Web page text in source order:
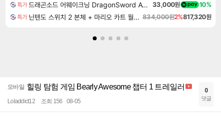
특가 드래곤소드 어웨이크닝 DragonSword Awakening 33,000원 10%
특가 닌텐도 스위치 2 본체 + 마리오 카트 월드 + 포켓몬 포코피아 번들 834,000원2%817,320원
모바일 힐링 탐험 게임 Bearly Awesome 챕터 1 트레일러
Loladdict12 조회 156 08-05
0
댓글